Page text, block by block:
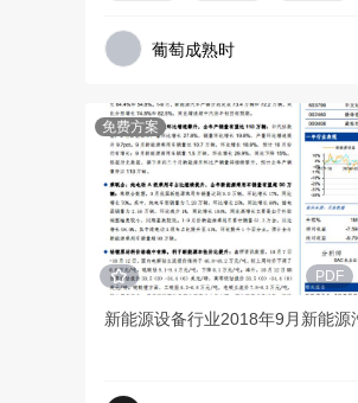
葡萄成熟时
免费方案
PDF